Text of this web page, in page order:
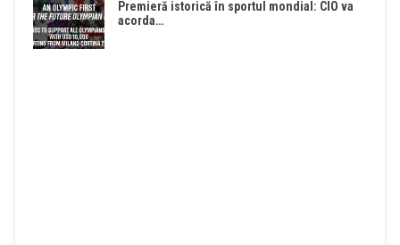
Premieră istorică în sportul mondial: CIO va
acorda…